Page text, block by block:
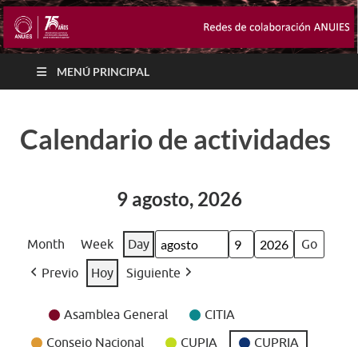
MENÚ PRINCIPAL
Calendario de actividades
9 agosto, 2026
Month Week Day
Month
Day
Year
Previo Hoy Siguiente
Event
Asamblea General
CITIA
Consejo Nacional
CUPIA
CUPRIA